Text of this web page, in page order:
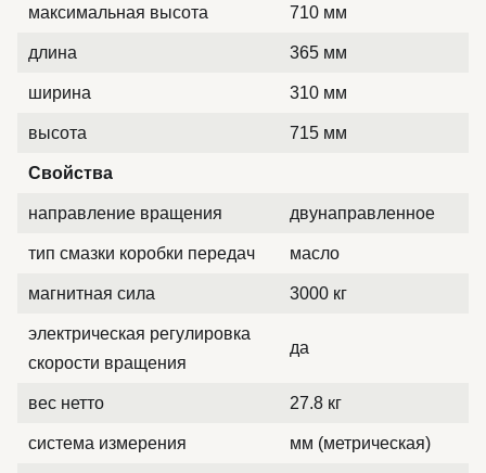
максимальная высота 710 мм
длина 365 мм
ширина 310 мм
высота 715 мм
Свойства
направление вращения двунаправленное
тип смазки коробки передач масло
магнитная сила 3000 кг
электрическая регулировка
скорости вращения
да
вес нетто 27.8 кг
система измерения мм (метрическая)